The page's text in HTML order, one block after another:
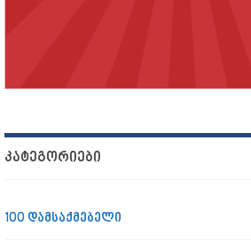
ᲙᲐᲢᲔᲒᲝᲠᲘᲔᲑᲘ
100 დამსაქმებელი